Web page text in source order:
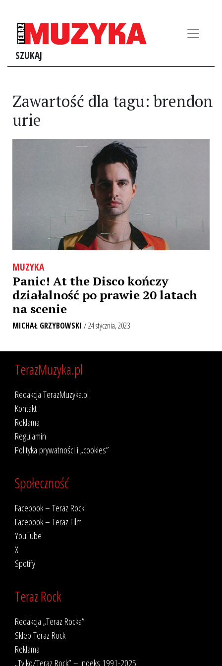
SZUKAJ
Zawartość dla tagu: brendon
urie
MUZYKA
Panic! At the Disco kończy
działalność po prawie 20 latach
na scenie
MICHAŁ GRZYBOWSKI / 24 stycznia, 2023
TerazMuzyka.pl
Redakcja TerazMuzyka.pl
Kontakt
Reklama
Regulamin
Polityka prywatności i „cookies”
Społeczność
Facebook – Teraz Rock
Facebook – Teraz Film
YouTube
X
Spotify
Teraz Rock
Redakcja „Teraz Rocka”
Sklep Teraz Rock
Reklama
„Tylko/Teraz Rock” – indeks 1991-2025